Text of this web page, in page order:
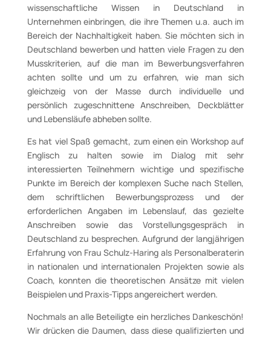
wissenschaftliche Wissen in Deutschland in
Unternehmen einbringen, die ihre Themen u.a. auch im
Bereich der Nachhaltigkeit haben. Sie möchten sich in
Deutschland bewerben und hatten viele Fragen zu den
Musskriterien, auf die man im Bewerbungsverfahren
achten sollte und um zu erfahren, wie man sich
gleichzeig von der Masse durch individuelle und
persönlich zugeschnittene Anschreiben, Deckblätter
und Lebensläufe abheben sollte.
Es hat viel Spaß gemacht, zum einen ein Workshop auf
Englisch zu halten sowie im Dialog mit sehr
interessierten Teilnehmern wichtige und spezifische
Punkte im Bereich der komplexen Suche nach Stellen,
dem schriftlichen Bewerbungsprozess und der
erforderlichen Angaben im Lebenslauf, das gezielte
Anschreiben sowie das Vorstellungsgespräch in
Deutschland zu besprechen. Aufgrund der langjährigen
Erfahrung von Frau Schulz-Haring als Personalberaterin
in nationalen und internationalen Projekten sowie als
Coach, konnten die theoretischen Ansätze mit vielen
Beispielen und Praxis-Tipps angereichert werden.
Nochmals an alle Beteiligte ein herzliches Dankeschön!
Wir drücken die Daumen, dass diese qualifizierten und